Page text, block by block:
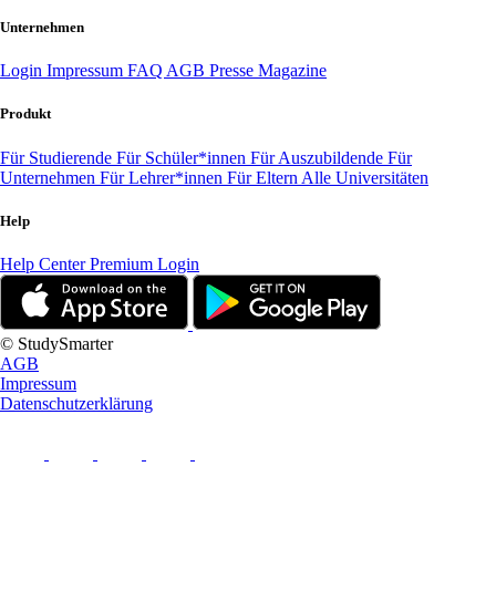
Unternehmen
Login Impressum FAQ AGB Presse Magazine
Produkt
Für Studierende Für Schüler*innen Für Auszubildende Für
Unternehmen Für Lehrer*innen Für Eltern Alle Universitäten
Help
Help CenterPremium Login
© StudySmarter
AGB
Impressum
Datenschutzerklärung